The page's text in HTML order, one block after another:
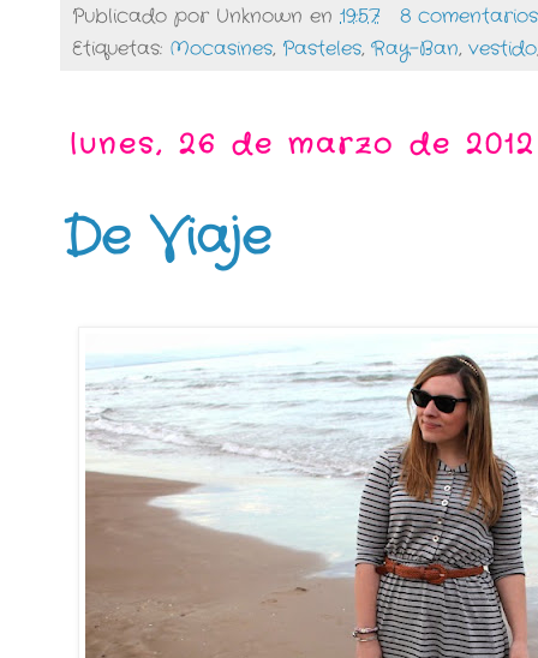
Publicado por Unknown en 19:57
8 comentarios
Etiquetas: Mocasines, Pasteles, Ray-Ban, vestido
lunes, 26 de marzo de 2012
De Viaje